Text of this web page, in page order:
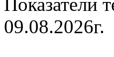
09.08.2026г.